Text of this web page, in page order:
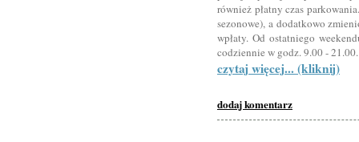
również płatny czas
sezonowe), a dodatkowo
wpłaty. Od ostatniego
codziennie w godz. 9.00 - 21.00.
czytaj więcej... (kliknij)
dodaj komentarz